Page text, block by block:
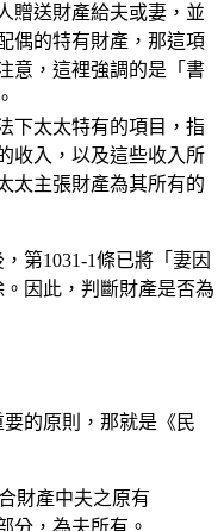
贈送財產給夫或妻，並
偶的特有財產，那這項
意，這裡強調的是「書
下太太特有的項目，指
收入，以及這些收入所
太主張財產為其所有的
第1031-1條已將「妻因
因此，判斷財產是否為
的原則，那就是《民
財產中夫之原有